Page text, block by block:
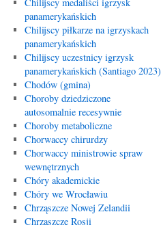
panamerykańskich
Chilijscy piłkarze na igrzyskach
panamerykańskich
Chilijscy uczestnicy igrzysk
panamerykańskich (Santiago 2023)
Chodów (gmina)
Choroby dziedziczone
autosomalnie recesywnie
Choroby metaboliczne
Chorwaccy chirurdzy
Chorwaccy ministrowie spraw
wewnętrznych
Chóry akademickie
Chóry we Wrocławiu
Chrząszcze Nowej Zelandii
Chrząszcze Rosji